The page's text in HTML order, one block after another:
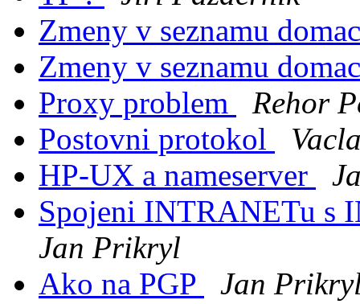
Zmeny v seznamu
Zmeny v seznamu
Proxy problem
Rehor
Postovni protokol
HP-UX a nameserver
Spojeni INTRANETu s
Jan Prikryl
Ako na PGP
Jan